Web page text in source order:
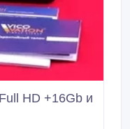
HD +16Gb и